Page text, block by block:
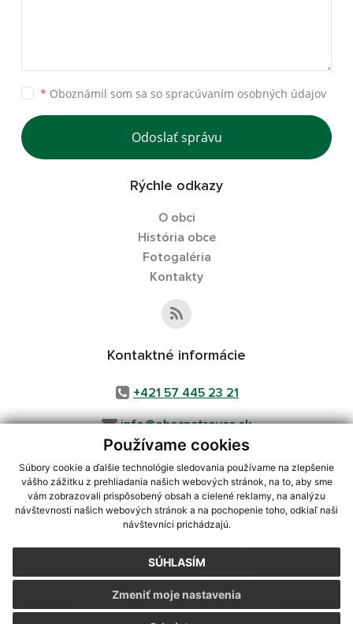
Používame cookies
Súbory cookie a ďalšie technológie sledovania používame na zlepšenie
vášho zážitku z prehliadania našich webových stránok, na to, aby sme
vám zobrazovali prispôsobený obsah a cielené reklamy, na analýzu
návštevnosti našich webových stránok a na pochopenie toho, odkiaľ naši
návštevníci prichádzajú.
SÚHLASÍM
Zmeniť moje nastavenia
* Oboznámil som sa so spracúvaním osobných údajov
Odoslať správu
Rýchle odkazy
O obci
História obce
Fotogaléria
Kontakty
Kontaktné informácie
+421 57 445 23 21
info@obecpetrovce.sk
využite možnosť získavania aktuálnych informácií s využitím RSS
CMS systém (redakčný) systém ECHELON 2,Mapa stránok,web portál
webex.digital, s.r.o.,domény,registrácia domény
Posledná aktualizácia:04.08.2026
Vytlačiť stránku|Vyhlásenie o prístupnosti